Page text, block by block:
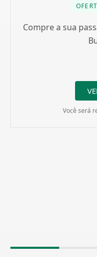
Compre a sua
Você será